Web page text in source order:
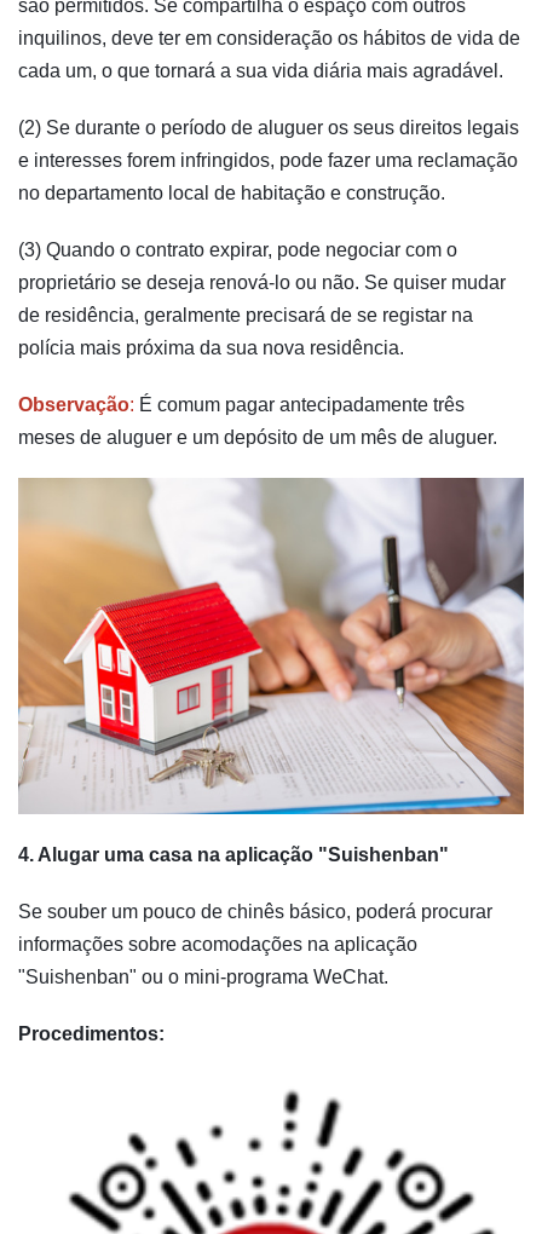
são permitidos. Se compartilha o espaço com outros
inquilinos, deve ter em consideração os hábitos de vida de
cada um, o que tornará a sua vida diária mais agradável.
(2) Se durante o período de aluguer os seus direitos legais
e interesses forem infringidos, pode fazer uma reclamação
no departamento local de habitação e construção.
(3) Quando o contrato expirar, pode negociar com o
proprietário se deseja renová-lo ou não. Se quiser mudar
de residência, geralmente precisará de se registar na
polícia mais próxima da sua nova residência.
Observação: É comum pagar antecipadamente três
meses de aluguer e um depósito de um mês de aluguer.
4. Alugar uma casa na aplicação "Suishenban"
Se souber um pouco de chinês básico, poderá procurar
informações sobre acomodações na aplicação
"Suishenban" ou o mini-programa WeChat.
Procedimentos: